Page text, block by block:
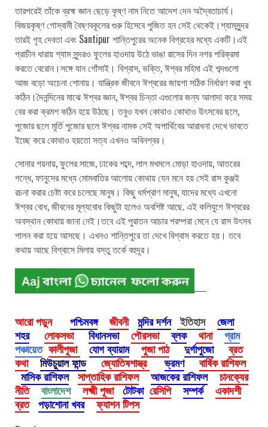
তারপরেই তাঁকে ব্রহ্ম জ্ঞান ছেড়ে কৃষ্ণ নাম নিতে আদেশ দেন অদ্বৈতাচার্য।
বিজয়কৃষ্ণ গোস্বামী বৈষ্ণবকূলের গুরু হিসেবে পুজিত হন সেই থেকেই।শ্যামসুন্দর
তারই গৃহ দেবতা এবং Santipur শান্তিপুরের অনেক বিগ্রহের মধ্যে একটি।এই
প্রাচীন ধারায় শ্যাম সুন্দরও ফুলের হাওদায় উঠে ভাঙা রাসের দিন নগর পরিক্রমা
করতে বেরোন।সঙ্গে যান গোঁসাই। বিশ্বাস, ভক্তি, ঈশ্বর মহিমা এই শব্দগুলো
আজ বড়ো অচেনা শোনায়। যান্ত্রিক জীবনে ঈশ্বরের জায়গা সঠিক নির্ধারণ করা খুব
কঠিন।দৈনন্দিনের মাঝে ঈশ্বর জ্ঞান, ঈশ্বর চিন্তা এগুলোর জন্য আলাদা করে সময়
বের করা ক্রমশ কঠিন হয়ে উঠছে। তবুও যখন কোথাও কোথাও উৎসবের ছলে,
পুজোর ছলে মূর্তি পুজোর ছলে ঈশ্বর নামক সেই অপার্থিবের আরাধনা দেখে ভাবতে
ইচ্ছে করে কোথাও হয়তো সত্য এখনও অবিনশ্বর।
সোনার গয়নায়, ফুলের সাজে, ঢাকের শব্দে, লাল মখমলে মোড়া হাওদায়, আতরের
গন্ধে, ফানুসের মধ্যে মোমবাতির আলোয় কোথায় যেন মনে হয় সেই রাস কুঞ্জই
রচনা করার চেষ্টা করে চলেছে মানুষ। কিছু ধর্মপ্রাণ মানুষ, যাদের মধ্যে এখনো
ঈশ্বর বোধ, জীবনের মূল্যবোধ কিছুটা হলেও অবশিষ্ট আছে. এই কলিযুগে ঈশ্বরের
অবস্থান কোথায় জানা নেই।তবে এই পুরাতন আচার পরম্পরা মেনে যে রাস উৎসব
পালন করা হয়ে আসছে। এখনও শান্তিপুরে তা দেখে বিশ্বাস করতে হয়। তবে
কথায় আছে বিশ্বাসে মিলায় বস্তু তর্কে বহুদূর।
আরো পড়ুন পশ্চিমবঙ্গ জীবনী মন্দির দর্শন ইতিহাস
জেলা
শহর
লোকসভা বিধানসভা পৌরসভা ব্লক থানা
গ্রাম
পঞ্চায়েত কালীপূজা যোগ ব্যায়াম পুজা পাঠ দুর্গাপুজো
ব্রত
কথা
মিউচুয়াল ফান্ড জ্যোতিষশাস্ত্র ভ্রমণ
বার্ষিক রাশিফল
মাসিক রাশিফল সাপ্তাহিক রাশিফল আজকের রাশিফল
চানক্যের
নীতি
বাংলাদেশ লক্ষ্মী পূজা টোটকা রেসিপি সম্পর্ক
একাদশী
ব্রত পড়াশোনা খবর ফ্যাশন টিপস